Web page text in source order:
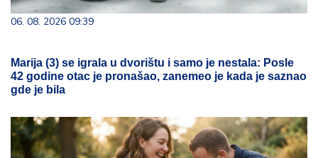
06. 08. 2026 09:39
Marija (3) se igrala u dvorištu i samo je nestala: Posle
42 godine otac je pronašao, zanemeo je kada je saznao
gde je bila